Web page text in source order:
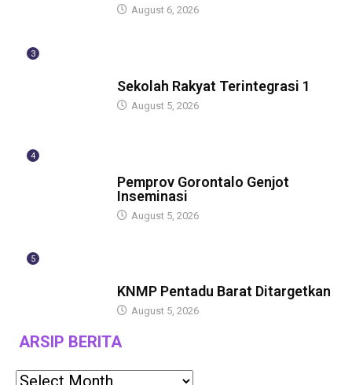
August 6, 2026
3
Sekolah Rakyat Terintegrasi 1
August 5, 2026
4
Pemprov Gorontalo Genjot
Inseminasi
August 5, 2026
5
KNMP Pentadu Barat Ditargetkan
August 5, 2026
ARSIP BERITA